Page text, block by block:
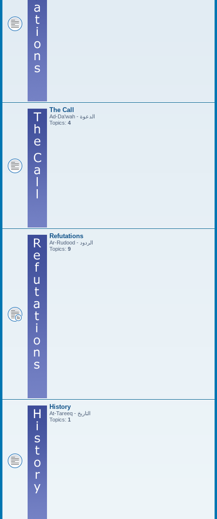
The Call
Ad-Da'wah - الدعوة
Topics: 4
Refutations
Ar-Rudood - الردود
Topics: 9
History
At-Tareeq - التاريخ
Topics: 1